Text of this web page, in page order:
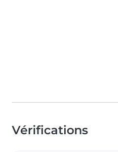
Vérifications